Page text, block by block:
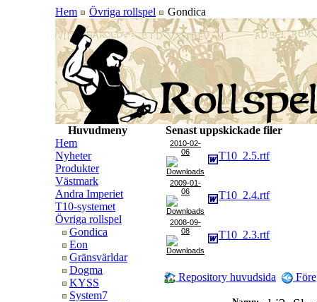
Hem Övriga rollspel Gondica
Huvudmeny
Hem
Nyheter
Produkter
Västmark
Andra Imperiet
T10-systemet
Övriga rollspel
Gondica
Eon
Gränsvärldar
Dogma
KYSS
System7
Senast uppskickade filer
2010-02-
06
T10_2.5.rtf
2009-01-
06
T10_2.4.rtf
2008-09-
08
T10_2.3.rtf
Repository huvudsida